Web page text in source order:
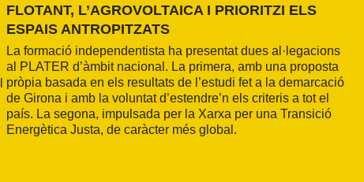
FLOTANT, L’AGROVOLTAICA I PRIORITZI ELS
ESPAIS ANTROPITZATS
La formació independentista ha presentat dues al·legacions
al PLATER d’àmbit nacional. La primera, amb una proposta
pròpia basada en els resultats de l’estudi fet a la demarcació
de Girona i amb la voluntat d’estendre’n els criteris a tot el
país. La segona, impulsada per la Xarxa per una Transició
Energètica Justa, de caràcter més global.